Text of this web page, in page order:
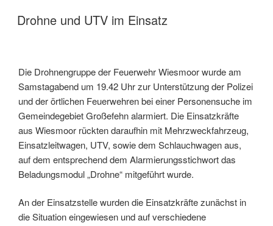
Drohne und UTV im Einsatz
Die Drohnengruppe der Feuerwehr Wiesmoor wurde am
Samstagabend um 19.42 Uhr zur Unterstützung der Polizei
und der örtlichen Feuerwehren bei einer Personensuche im
Gemeindegebiet Großefehn alarmiert. Die Einsatzkräfte
aus Wiesmoor rückten daraufhin mit Mehrzweckfahrzeug,
Einsatzleitwagen, UTV, sowie dem Schlauchwagen aus,
auf dem entsprechend dem Alarmierungsstichwort das
Beladungsmodul „Drohne“ mitgeführt wurde.
An der Einsatzstelle wurden die Einsatzkräfte zunächst in
die Situation eingewiesen und auf verschiedene